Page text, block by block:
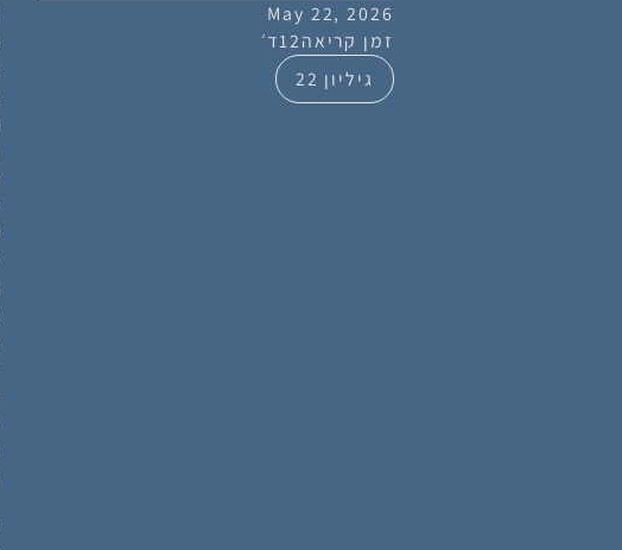
May 22, 2026
זמן קריאה12ד׳
גיליון 22